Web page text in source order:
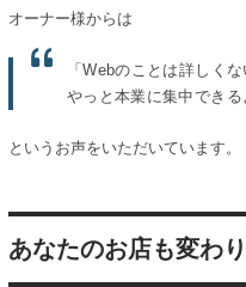
オーナー様からは
「Webのことは詳しく
やっと本業に集中できる
というお声をいただいています。
あなたのお店も変わ